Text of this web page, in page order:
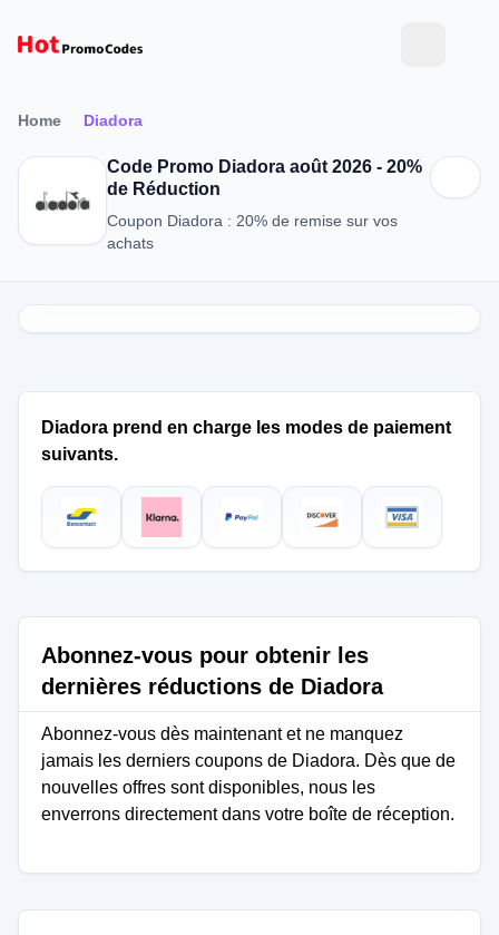
Home Diadora
Code Promo Diadora août 2026 - 20%
de Réduction
Coupon Diadora : 20% de remise sur vos
achats
Diadora prend en charge les modes de paiement
suivants.
Abonnez-vous pour obtenir les
dernières réductions de Diadora
Abonnez-vous dès maintenant et ne manquez
jamais les derniers coupons de Diadora. Dès que de
nouvelles offres sont disponibles, nous les
enverrons directement dans votre boîte de réception.